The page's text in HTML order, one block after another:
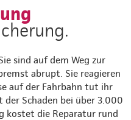
sind auf dem Weg zur
abrupt. Sie reagieren
auf der Fahrbahn tut ihr
Schaden bei über 3.000
kostet die Reparatur rund